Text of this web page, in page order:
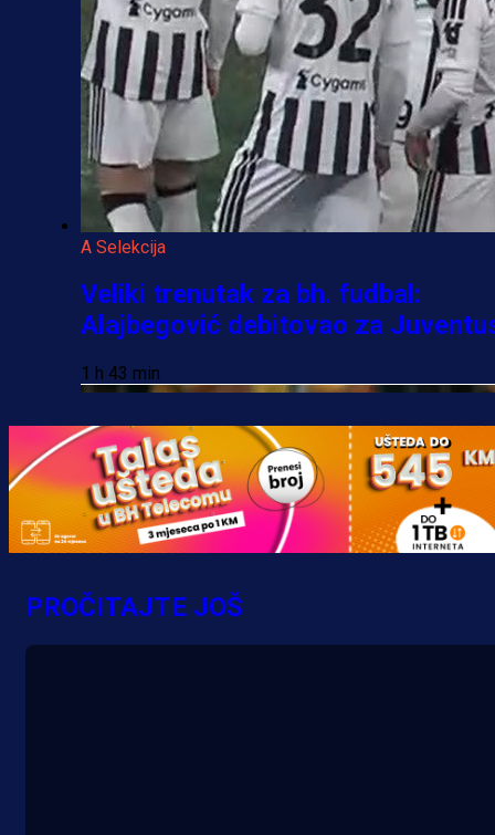
A Selekcija
Veliki trenutak za bh. fudbal:
Alajbegović debitovao za
1 h 43 min
PROČITAJTE JOŠ